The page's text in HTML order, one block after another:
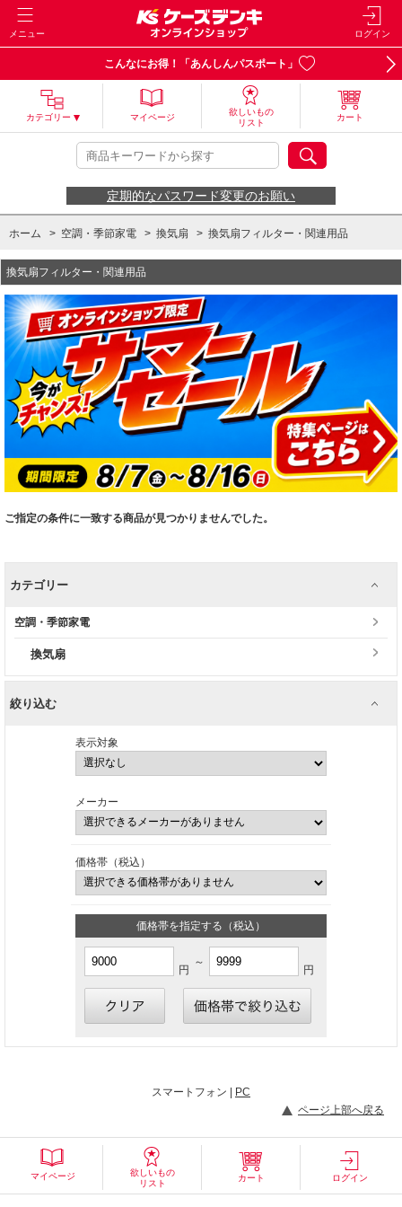
メニュー ログイン
こんなにお得！「あんしんパスポート」
カテゴリー マイページ
欲しいもの
リスト
カート
定期的なパスワード変更のお願い
ホーム > 空調・季節家電 > 換気扇 > 換気扇フィルター・関連用品
換気扇フィルター・関連用品
ご指定の条件に一致する商品が見つかりませんでした。
カテゴリー
空調・季節家電
換気扇
絞り込む
表示対象
メーカー
価格帯（税込）
価格帯を指定する（税込）
円
～
円
スマートフォン | PC
ページ上部へ戻る
マイページ
欲しいもの
リスト
カート ログイン